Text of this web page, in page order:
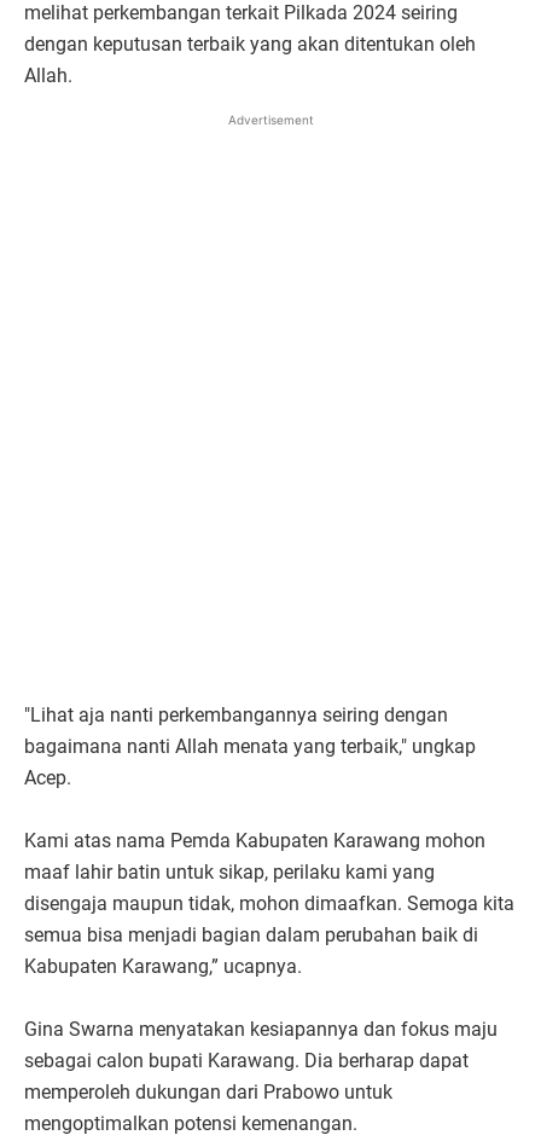
melihat perkembangan terkait Pilkada 2024 seiring
dengan keputusan terbaik yang akan ditentukan oleh
Allah.
Advertisement
"Lihat aja nanti perkembangannya seiring dengan
bagaimana nanti Allah menata yang terbaik," ungkap
Acep.
Kami atas nama Pemda Kabupaten Karawang mohon
maaf lahir batin untuk sikap, perilaku kami yang
disengaja maupun tidak, mohon dimaafkan. Semoga kita
semua bisa menjadi bagian dalam perubahan baik di
Kabupaten Karawang,” ucapnya.
Gina Swarna menyatakan kesiapannya dan fokus maju
sebagai calon bupati Karawang. Dia berharap dapat
memperoleh dukungan dari Prabowo untuk
mengoptimalkan potensi kemenangan.